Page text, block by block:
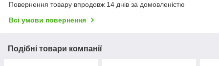
Повернення товару впродовж 14 днів за домовленістю
Всі умови повернення
Подібні товари компанії